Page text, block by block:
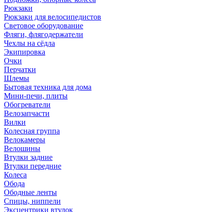
Рюкзаки
Рюкзаки для велосипедистов
Световое оборудование
Фляги, флягодержатели
Чехлы на сёдла
Экипировка
Очки
Перчатки
Шлемы
Бытовая техника для дома
Мини-печи, плиты
Обогреватели
Велозапчасти
Вилки
Колесная группа
Велокамеры
Велошины
Втулки задние
Втулки передние
Колеса
Обода
Ободные ленты
Спицы, ниппели
Эксцентрики втулок